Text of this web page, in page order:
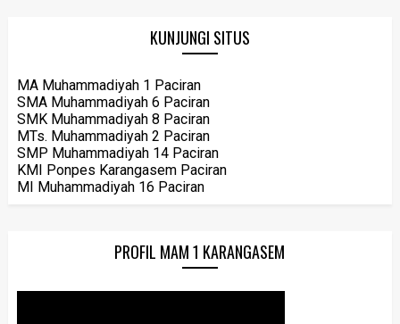
KUNJUNGI SITUS
MA Muhammadiyah 1 Paciran
SMA Muhammadiyah 6 Paciran
SMK Muhammadiyah 8 Paciran
MTs. Muhammadiyah 2 Paciran
SMP Muhammadiyah 14 Paciran
KMI Ponpes Karangasem Paciran
MI Muhammadiyah 16 Paciran
PROFIL MAM 1 KARANGASEM